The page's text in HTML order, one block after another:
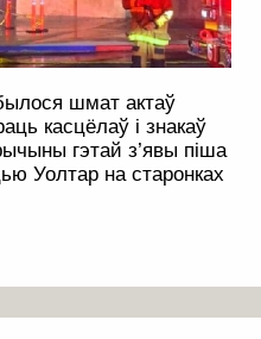
шмат актаў
касцёлаў і знакаў
гэтай з’явы піша
Уолтар на старонках